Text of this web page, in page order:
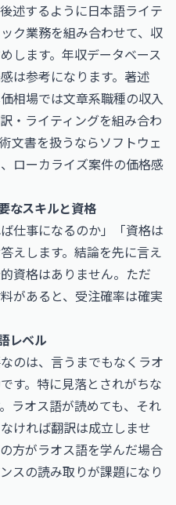
述するように日本語ライテ
ク業務を組み合わせて、収
します。年収データベース
は参考になります。 著述
相場では文章系職種の収入
・ライティングを組み合わ
文書を扱うならソフトウェ
ローカライズ案件の価格感
なスキルと資格
仕事になるのか」「資格は
えします。結論を先に言え
資格はありません。ただ
があると、受注確率は確実
レベル
のは、言うまでもなくラオ
す。特に見落とされがちな
ラオス語が読めても、それ
ければ翻訳は成立しませ
方がラオス語を学んだ場合
スの読み取りが課題になり